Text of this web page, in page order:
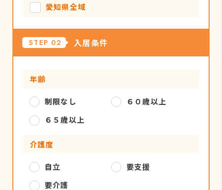
愛知県全域
STEP 02 入居条件
年齢
制限なし
６０歳以上
６５歳以上
介護度
自立
要支援
要介護